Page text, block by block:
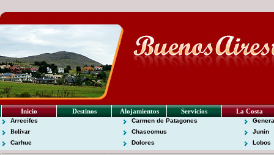
Inicio Destinos Alojamientos Servicios La Costa
Arrecifes
Bolivar
Carhue
Carmen de Patagones
Chascomus
Dolores
Junin
Lobos